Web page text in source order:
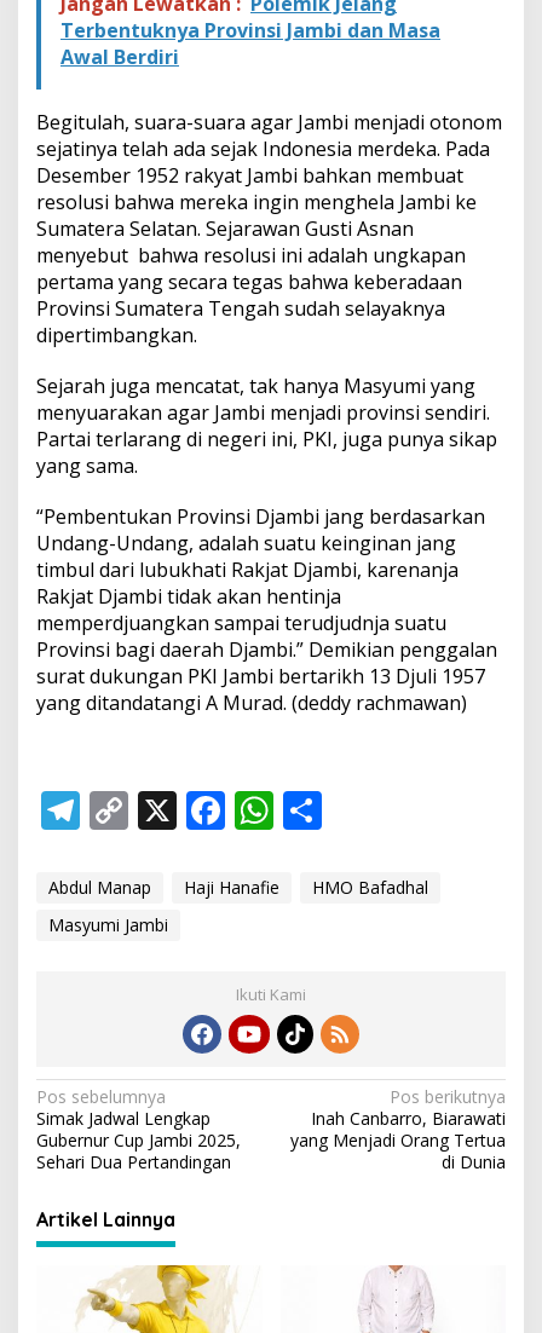
Terbentuknya Provinsi Jambi dan Masa
Awal Berdiri
Begitulah, suara-suara agar Jambi menjadi otonom
sejatinya telah ada sejak Indonesia merdeka. Pada
Desember 1952 rakyat Jambi bahkan membuat
resolusi bahwa mereka ingin menghela Jambi ke
Sumatera Selatan. Sejarawan Gusti Asnan
menyebut bahwa resolusi ini adalah ungkapan
pertama yang secara tegas bahwa keberadaan
Provinsi Sumatera Tengah sudah selayaknya
dipertimbangkan.
Sejarah juga mencatat, tak hanya Masyumi yang
menyuarakan agar Jambi menjadi provinsi sendiri.
Partai terlarang di negeri ini, PKI, juga punya sikap
yang sama.
“Pembentukan Provinsi Djambi jang berdasarkan
Undang-Undang, adalah suatu keinginan jang
timbul dari lubukhati Rakjat Djambi, karenanja
Rakjat Djambi tidak akan hentinja
memperdjuangkan sampai terudjudnja suatu
Provinsi bagi daerah Djambi.” Demikian penggalan
surat dukungan PKI Jambi bertarikh 13 Djuli 1957
yang ditandatangi A Murad. (deddy rachmawan)
T
e
gr
C
p
y
X F
e
o
k
W
at
p
p
ar
Abdul Manap Haji Hanafie
HMO Bafadhal
Masyumi Jambi
Ikuti Kami
N
a
v
i
g
Pos sebelumnya
Simak Jadwal Lengkap
Gubernur Cup Jambi 2025,
Sehari Dua Pertandingan
Pos berikutnya
Inah Canbarro, Biarawati
yang Menjadi Orang Tertua
di Dunia
Artikel Lainnya